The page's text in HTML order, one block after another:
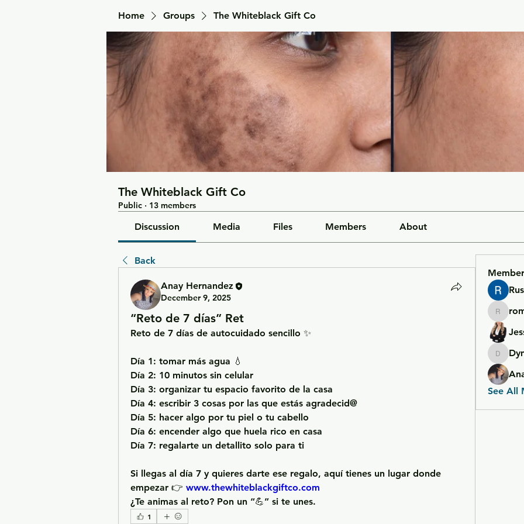
Home Groups The Whiteblack Gift Co
The Whiteblack Gift Co
Public · 13 members
Discussion Media Files Members About
Back
Anay Hernandez
December 9, 2025
“Reto de 7 días” Ret
Reto de 7 días de autocuidado sencillo ✨
Día 1: tomar más agua 💧
Día 2: 10 minutos sin celular
Día 3: organizar tu espacio favorito de la casa
Día 4: escribir 3 cosas por las que estás agradecid@
Día 5: hacer algo por tu piel o tu cabello
Día 6: encender algo que huela rico en casa
Día 7: regalarte un detallito solo para ti
Si llegas al día 7 y quieres darte ese regalo, aquí tienes un lugar donde
empezar 👉 www.thewhiteblackgiftco.com
¿Te animas al reto? Pon un “💪” si te unes.
1
See All